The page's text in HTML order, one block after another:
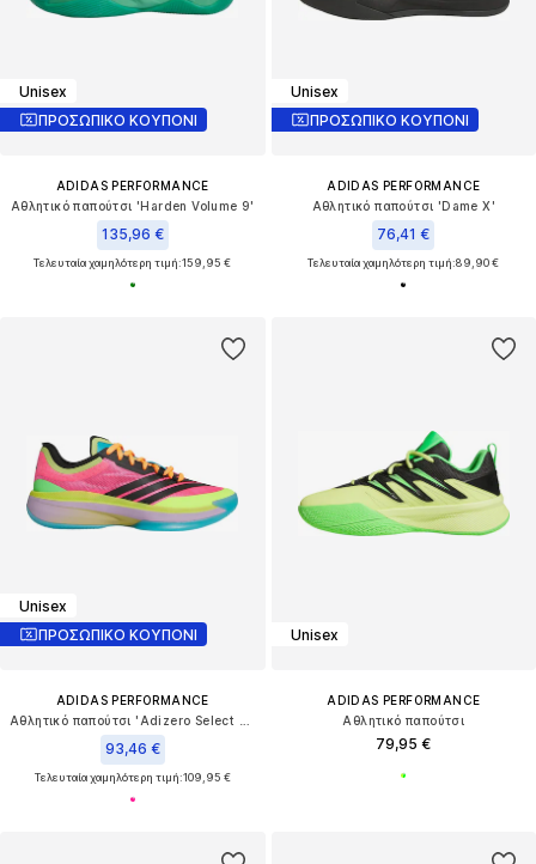
Unisex
ΠΡΟΣΩΠΙΚΟ ΚΟΥΠΟΝΙ
ADIDAS PERFORMANCE
Αθλητικό παπούτσι 'Harden Volume 9'
135,96 €
Τελευταία χαμηλότερη τιμή:159,95 €
Unisex
ΠΡΟΣΩΠΙΚΟ ΚΟΥΠΟΝΙ
ADIDAS PERFORMANCE
Αθλητικό παπούτσι 'Dame X'
76,41 €
Τελευταία χαμηλότερη τιμή:89,90 €
Unisex
ΠΡΟΣΩΠΙΚΟ ΚΟΥΠΟΝΙ
ADIDAS PERFORMANCE
93,46 €
Τελευταία χαμηλότερη τιμή:109,95 €
Unisex
ADIDAS PERFORMANCE
Αθλητικό παπούτσι
79,95 €